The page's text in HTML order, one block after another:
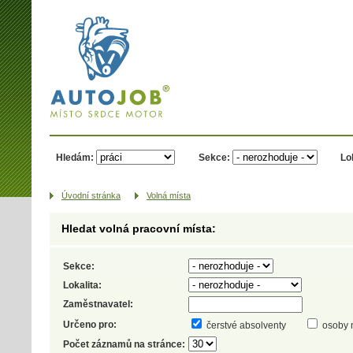
AUTOJOB.cz -
místo srdce
motor
Hledám: Sekce:
Úvodní­ stránka Volná místa
Hledat volná pracovní místa:
Sekce:
Lokalita:
Zaměstnavatel:
Určeno pro:
čerstvé absolventy
osoby
Počet záznamů na stránce: